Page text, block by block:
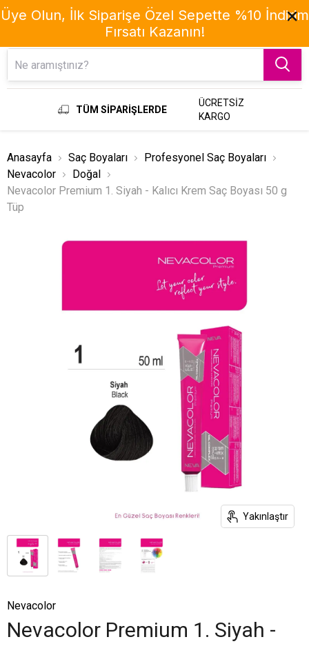
TÜM SİPARİŞLERDE
ÜCRETSİZ
KARGO
Anasayfa Saç Boyaları
Profesyonel Saç Boyaları
Nevacolor
Doğal
Nevacolor Premium 1. Siyah - Kalıcı Krem Saç Boyası 50 g
Tüp
Yakınlaştır
Nevacolor
Nevacolor Premium 1. Siyah -
Üye Olun, İlk Siparişe Özel Sepette %10 İndirim
Fırsatı Kazanın!